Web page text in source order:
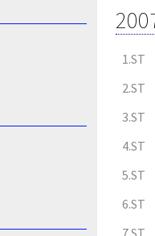
1.ST
2.ST
3.ST
4.ST
5.ST
6.ST
7.ST